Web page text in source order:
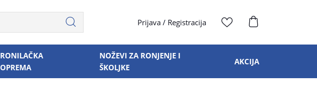
Prijava / Registracija
RONILAČKA
OPREMA
NOŽEVI ZA RONJENJE I
ŠKOLJKE
AKCIJA